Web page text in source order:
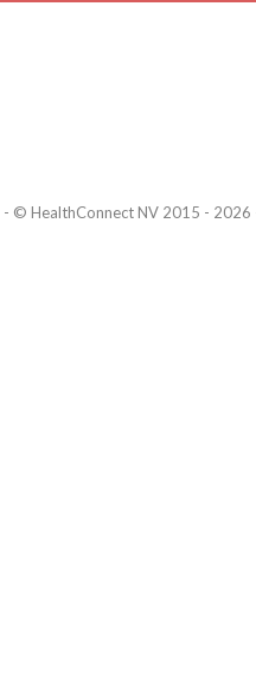
- © HealthConnect NV 2015 - 2026